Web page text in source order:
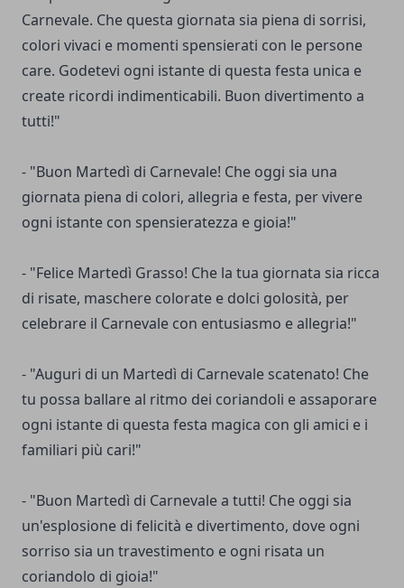
Carnevale. Che questa giornata sia piena di sorrisi,
colori vivaci e momenti spensierati con le persone
care. Godetevi ogni istante di questa festa unica e
create ricordi indimenticabili. Buon divertimento a
tutti!"
- "Buon Martedì di Carnevale! Che oggi sia una
giornata piena di colori, allegria e festa, per vivere
ogni istante con spensieratezza e gioia!"
- "Felice Martedì Grasso! Che la tua giornata sia ricca
di risate, maschere colorate e dolci golosità, per
celebrare il Carnevale con entusiasmo e allegria!"
- "Auguri di un Martedì di Carnevale scatenato! Che
tu possa ballare al ritmo dei coriandoli e assaporare
ogni istante di questa festa magica con gli amici e i
familiari più cari!"
- "Buon Martedì di Carnevale a tutti! Che oggi sia
un'esplosione di felicità e divertimento, dove ogni
sorriso sia un travestimento e ogni risata un
coriandolo di gioia!"